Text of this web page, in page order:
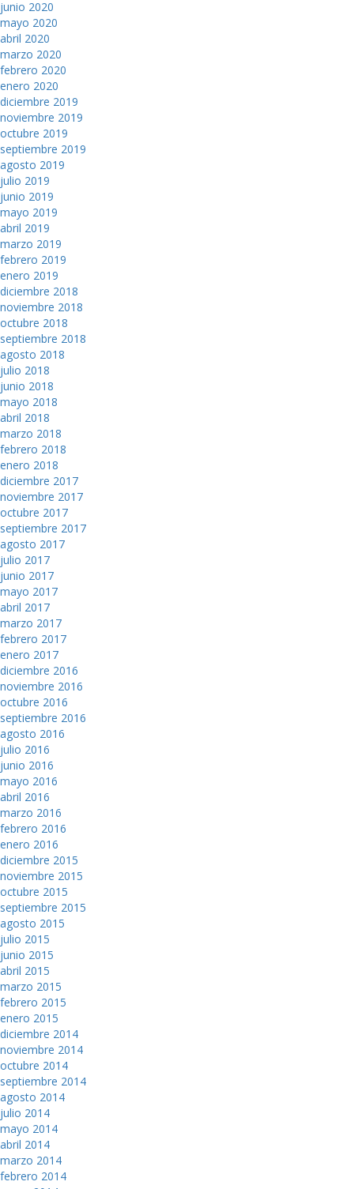
junio 2020
mayo 2020
abril 2020
marzo 2020
febrero 2020
enero 2020
diciembre 2019
noviembre 2019
octubre 2019
septiembre 2019
agosto 2019
julio 2019
junio 2019
mayo 2019
abril 2019
marzo 2019
febrero 2019
enero 2019
diciembre 2018
noviembre 2018
octubre 2018
septiembre 2018
agosto 2018
julio 2018
junio 2018
mayo 2018
abril 2018
marzo 2018
febrero 2018
enero 2018
diciembre 2017
noviembre 2017
octubre 2017
septiembre 2017
agosto 2017
julio 2017
junio 2017
mayo 2017
abril 2017
marzo 2017
febrero 2017
enero 2017
diciembre 2016
noviembre 2016
octubre 2016
septiembre 2016
agosto 2016
julio 2016
junio 2016
mayo 2016
abril 2016
marzo 2016
febrero 2016
enero 2016
diciembre 2015
noviembre 2015
octubre 2015
septiembre 2015
agosto 2015
julio 2015
junio 2015
abril 2015
marzo 2015
febrero 2015
enero 2015
diciembre 2014
noviembre 2014
octubre 2014
septiembre 2014
agosto 2014
julio 2014
mayo 2014
abril 2014
marzo 2014
febrero 2014